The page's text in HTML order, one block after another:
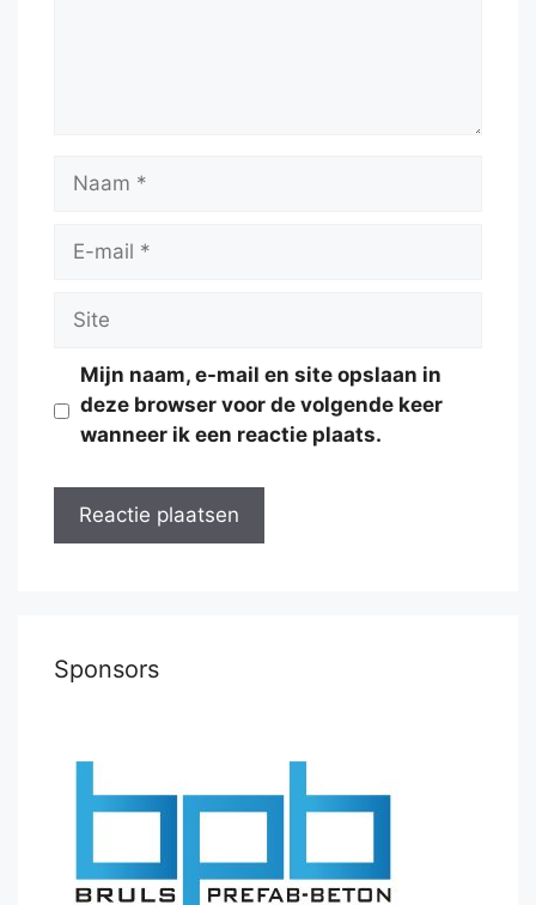
Naam
Site
Mijn naam, e-mail en site opslaan in
deze browser voor de volgende keer
wanneer ik een reactie plaats.
Sponsors